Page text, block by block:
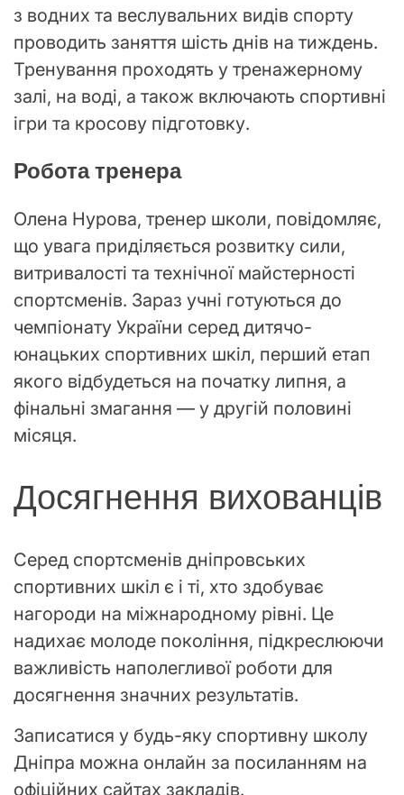
з водних та веслувальних видів спорту
проводить заняття шість днів на тиждень.
Тренування проходять у тренажерному
залі, на воді, а також включають спортивні
ігри та кросову підготовку.
Робота тренера
Олена Нурова, тренер школи, повідомляє,
що увага приділяється розвитку сили,
витривалості та технічної майстерності
спортсменів. Зараз учні готуються до
чемпіонату України серед дитячо-
юнацьких спортивних шкіл, перший етап
якого відбудеться на початку липня, а
фінальні змагання — у другій половині
місяця.
Досягнення вихованців
Серед спортсменів дніпровських
спортивних шкіл є і ті, хто здобуває
нагороди на міжнародному рівні. Це
надихає молоде покоління, підкреслюючи
важливість наполегливої роботи для
досягнення значних результатів.
Записатися у будь-яку спортивну школу
Дніпра можна онлайн за посиланням на
офіційних сайтах закладів.